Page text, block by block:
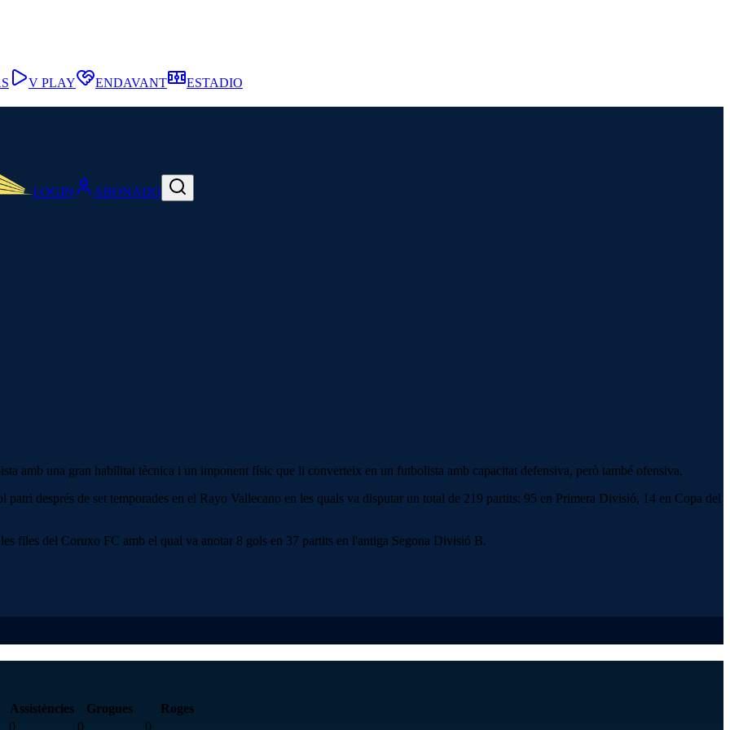
LOGIN ABONADO
V PLAY ENDAVANT ESTADIO
amb una gran habilitat tècnica i un imponent físic que li converteix en un futbolista amb capacitat defensiva, però també ofensiva.
després de set temporades en el Rayo Vallecano en les quals va disputar un total de 219 partits: 95 en Primera Divisió, 14 en Copa del
files del Coruxo FC amb el qual va anotar 8 gols en 37 partits en l'antiga Segona Divisió B.
Assistències Grogues
Roges
0 0
0